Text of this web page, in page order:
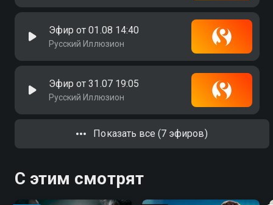
Эфир от 01.08 14:40
Русский Иллюзион
Эфир от 31.07 19:05
Русский Иллюзион
Показать все (7 эфиров)
С этим смотрят